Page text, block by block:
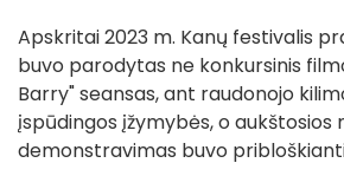
Apskritai 2023 m. Kanų festivalis
buvo parodytas ne konkursinis
Barry" seansas, ant raudonojo
įspūdingos įžymybės, o aukštosios
demonstravimas buvo